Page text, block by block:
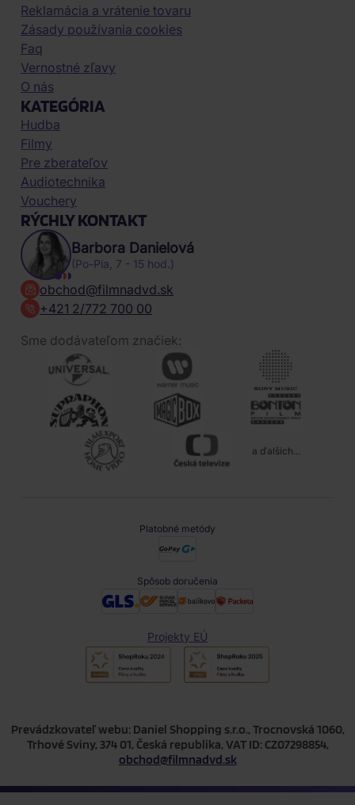
Reklamácia a vrátenie tovaru
Zásady používania cookies
Faq
Vernostné zľavy
O nás
KATEGÓRIA
Hudba
Filmy
Pre zberateľov
Audiotechnika
Vouchery
RÝCHLY KONTAKT
Barbora Danielová
(Po-Pia, 7 - 15 hod.)
obchod@filmnadvd.sk
+421 2/772 700 00
Sme dodávateľom značiek:
a ďalších...
Platobné metódy
Spôsob doručenia
Projekty EÚ
Prevádzkovateľ webu: Daniel Shopping s.r.o., Trocnovská 1060,
Trhové Sviny, 374 01, Česká republika, VAT ID: CZ07298854,
obchod@filmnadvd.sk